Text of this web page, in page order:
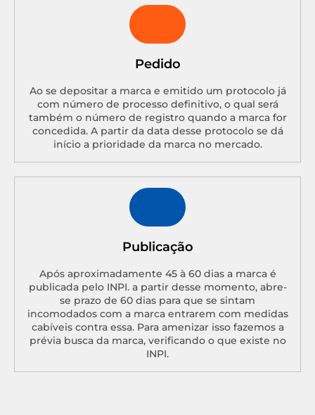
Pedido
Ao se depositar a marca e emitido um protocolo já
com número de processo definitivo, o qual será
também o número de registro quando a marca for
concedida. A partir da data desse protocolo se dá
início a prioridade da marca no mercado.
Publicação
Após aproximadamente 45 à 60 dias a marca é
publicada pelo INPI. a partir desse momento, abre-
se prazo de 60 dias para que se sintam
incomodados com a marca entrarem com medidas
cabíveis contra essa. Para amenizar isso fazemos a
prévia busca da marca, verificando o que existe no
INPI.